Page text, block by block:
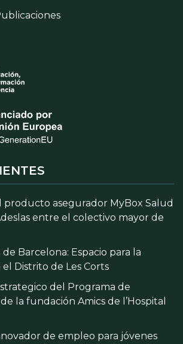
producto asegurador MyBox Salud
entre el colectivo mayor de
Barcelona: Espacio para la
el Distrito de Les Corts
del Programa de
la fundación Amics de l’Hospital
de empleo para jóvenes